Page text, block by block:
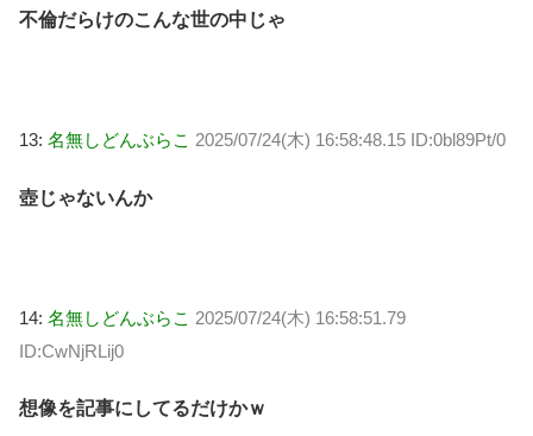
不倫だらけのこんな世の中じゃ
13: 名無しどんぶらこ 2025/07/24(木) 16:58:48.15 ID:0bl89Pt/0
壺じゃないんか
14: 名無しどんぶらこ 2025/07/24(木) 16:58:51.79
ID:CwNjRLij0
想像を記事にしてるだけかｗ